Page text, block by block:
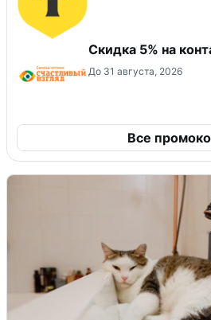
Скидка 5% на
До 31 августа, 2026
Все